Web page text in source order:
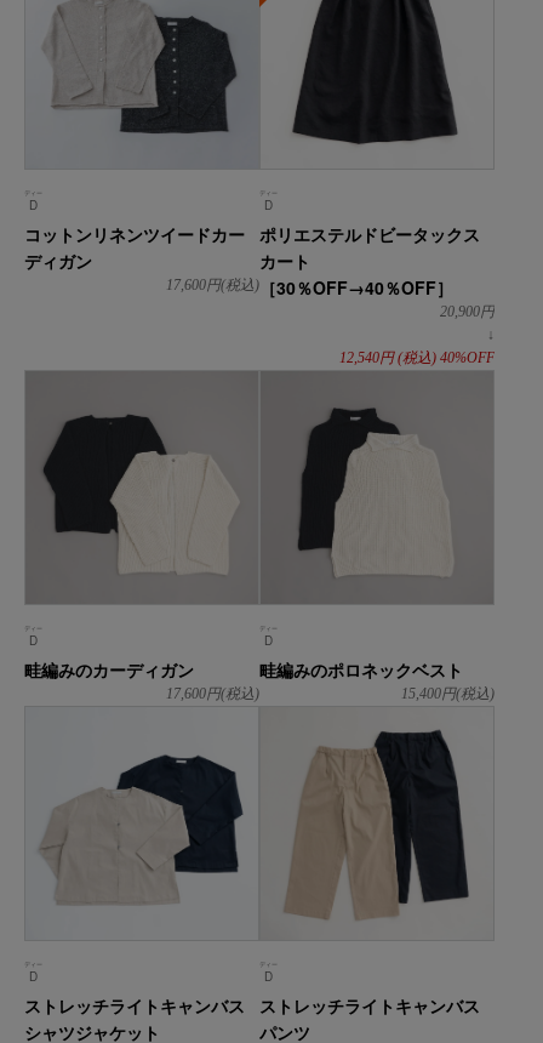
D
ディー
コットンリネンツイードカー
ディガン
17,600円(税込)
D
ディー
ポリエステルドビータックス
カート
［30％OFF→40％OFF］
20,900円
↓
12,540円(税込) 40%OFF
D
ディー
畦編みのカーディガン
17,600円(税込)
D
ディー
畦編みのポロネックベスト
15,400円(税込)
D
ディー
ストレッチライトキャンバス
シャツジャケット
D
ディー
ストレッチライトキャンバス
パンツ